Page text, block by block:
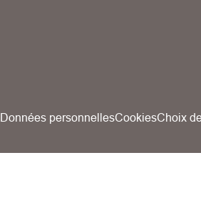
Données personnellesCookiesChoix